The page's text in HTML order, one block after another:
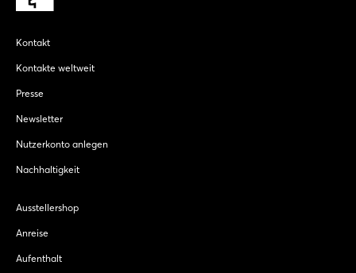
Kontakt
Kontakte weltweit
Presse
Newsletter
Nutzerkonto anlegen
Nachhaltigkeit
Ausstellershop
Anreise
Aufenthalt